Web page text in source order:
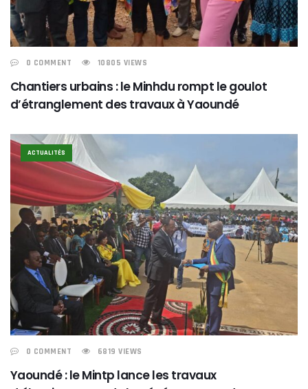
0 COMMENT 10805 VIEWS
Chantiers urbains : le Minhdu rompt le goulot
d’étranglement des travaux à Yaoundé
ACTUALITÉS
0 COMMENT 6819 VIEWS
Yaoundé : le Mintp lance les travaux